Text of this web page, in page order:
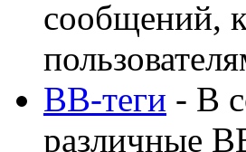
сообщений,
BB-теги - В
различные